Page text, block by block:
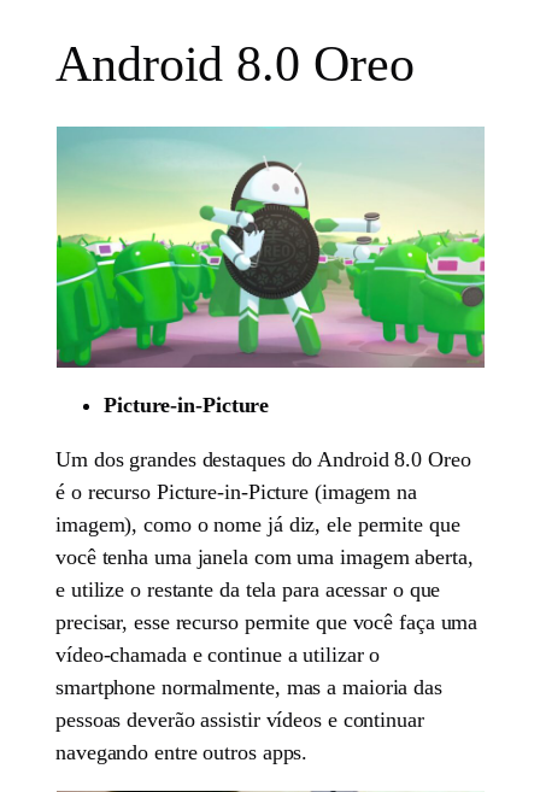
Android 8.0 Oreo
Picture-in-Picture
Um dos grandes destaques do Android 8.0 Oreo
é o recurso Picture-in-Picture (imagem na
imagem), como o nome já diz, ele permite que
você tenha uma janela com uma imagem aberta,
e utilize o restante da tela para acessar o que
precisar, esse recurso permite que você faça uma
vídeo-chamada e continue a utilizar o
smartphone normalmente, mas a maioria das
pessoas deverão assistir vídeos e continuar
navegando entre outros apps.